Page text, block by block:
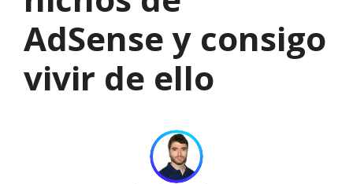
AdSense y consigo
vivir de ello